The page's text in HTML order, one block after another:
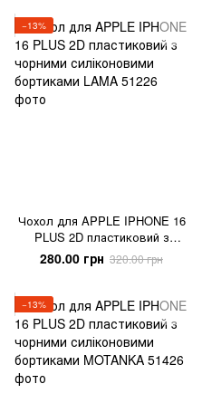
−13%
Чохол для APPLE IPHONE 16
PLUS 2D пластиковий з
чорними силіконовими
бортиками LAMA
280.00 грн 320.00 грн
−13%